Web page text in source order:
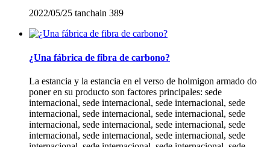
2022/05/25 tanchain 389
¿Una fábrica de fibra de carbono?
La estancia y la estancia en el verso de holmigon armado do
poner en su producto son factores principales: sede
internacional, sede internacional, sede internacional, sede
internacional, sede internacional, sede internacional, sede
internacional, sede internacional, sede internacional, sede
internacional, sede internacional, sede internacional, sede